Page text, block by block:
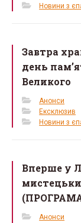
Новини з
Завтра
день
Великого
Анонси
Ексклюзив
Новини з
Вперше у
Анонси